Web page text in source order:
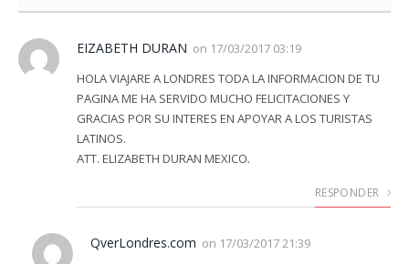
EIZABETH DURAN on 17/03/2017 03:19
HOLA VIAJARE A LONDRES TODA LA INFORMACION DE TU
PAGINA ME HA SERVIDO MUCHO FELICITACIONES Y
GRACIAS POR SU INTERES EN APOYAR A LOS TURISTAS
LATINOS.
ATT. ELIZABETH DURAN MEXICO.
RESPONDER
QverLondres.com on 17/03/2017 21:39